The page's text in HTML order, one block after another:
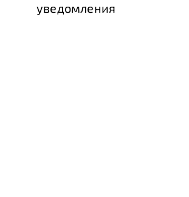
уведомления